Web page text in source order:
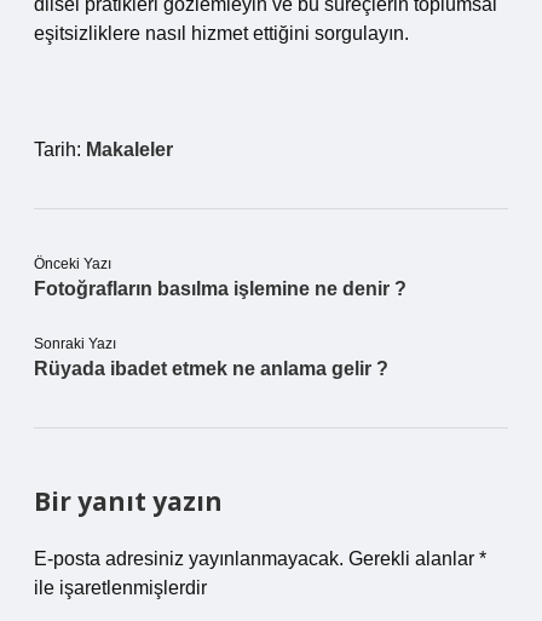
dilsel pratikleri gözlemleyin ve bu süreçlerin toplumsal
eşitsizliklere nasıl hizmet ettiğini sorgulayın.
Tarih: Makaleler
Önceki Yazı
Fotoğrafların basılma işlemine ne denir ?
Sonraki Yazı
Rüyada ibadet etmek ne anlama gelir ?
Bir yanıt yazın
E-posta adresiniz yayınlanmayacak. Gerekli alanlar *
ile işaretlenmişlerdir